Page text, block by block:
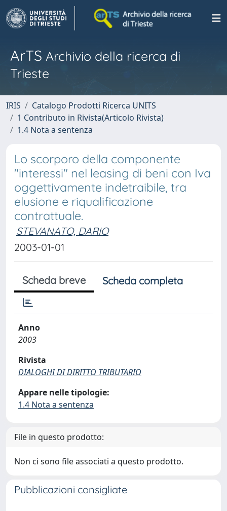
ArTS Archivio della ricerca di
Trieste
IRIS
Catalogo Prodotti Ricerca UNITS
1 Contributo in Rivista(Articolo Rivista)
1.4 Nota a sentenza
Lo scorporo della componente
"interessi" nel leasing di beni con Iva
oggettivamente indetraibile, tra
elusione e riqualificazione
contrattuale.
STEVANATO, DARIO
2003-01-01
Scheda breve Scheda completa
Anno
2003
Rivista
DIALOGHI DI DIRITTO TRIBUTARIO
Appare nelle tipologie:
1.4 Nota a sentenza
File in questo prodotto:
Non ci sono file associati a questo prodotto.
Pubblicazioni consigliate